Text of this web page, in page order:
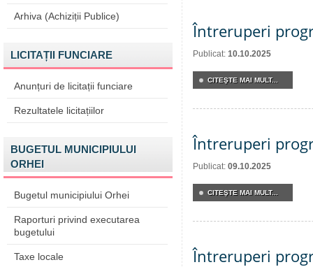
Arhiva (Achiziții Publice)
LICITAȚII FUNCIARE
Anunțuri de licitații funciare
Rezultatele licitațiilor
BUGETUL MUNICIPIULUI
ORHEI
Bugetul municipiului Orhei
Raporturi privind executarea
bugetului
Taxe locale
Întreruperi
Publicat: 10.10.2025
CITEŞTE MAI MULT...
Întreruperi
Publicat: 09.10.2025
CITEŞTE MAI MULT...
Întreruperi